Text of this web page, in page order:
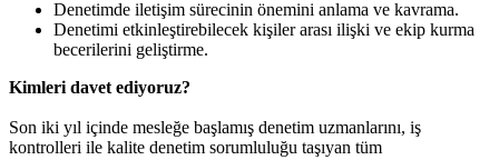
Denetimde iletişim sürecinin önemini anlama ve kavrama.
Denetimi etkinleştirebilecek kişiler arası ilişki ve ekip kurma
becerilerini geliştirme.
Kimleri davet ediyoruz?
Son iki yıl içinde mesleğe başlamış denetim uzmanlarını, iş
kontrolleri ile kalite denetim sorumluluğu taşıyan tüm